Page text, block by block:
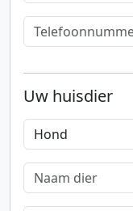
Uw huisdier